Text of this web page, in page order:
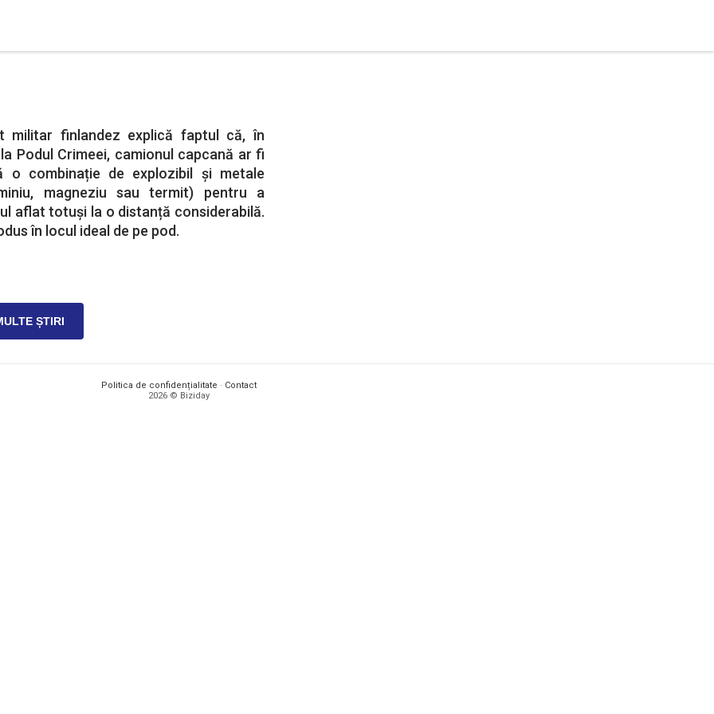
militar finlandez explică faptul că, în
Podul Crimeei, camionul capcană ar fi
o combinație de explozibil și metale
magneziu sau termit) pentru a
aflat totuși la o distanță considerabilă.
în locul ideal de pe pod.
ȘTIRI
Politica de confidențialitate · Contact
2026 © Biziday